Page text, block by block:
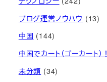
ブログ運営ノウハウ (13)
中国 (144)
中国でカート（ゴーカート）！
未分類 (34)